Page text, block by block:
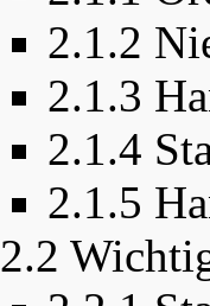
2.1.2
2.1.3
2.1.4
2.1.5
2.2